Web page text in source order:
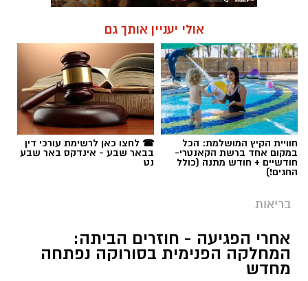
אולי יעניין אותך גם
חוויית הקיץ המושלמת: הכל
במקום אחד ברשת הקאנטרי-
חודשיים + חודש מתנה (כולל
החגים!)
☎ לחצו כאן לרשימת עורכי דין
בבאר שבע - אינדקס באר שבע
נט
בריאות
אחרי הפגיעה - חוזרים הביתה:
המחלקה הפנימית בסורוקה נפתחה
מחדש